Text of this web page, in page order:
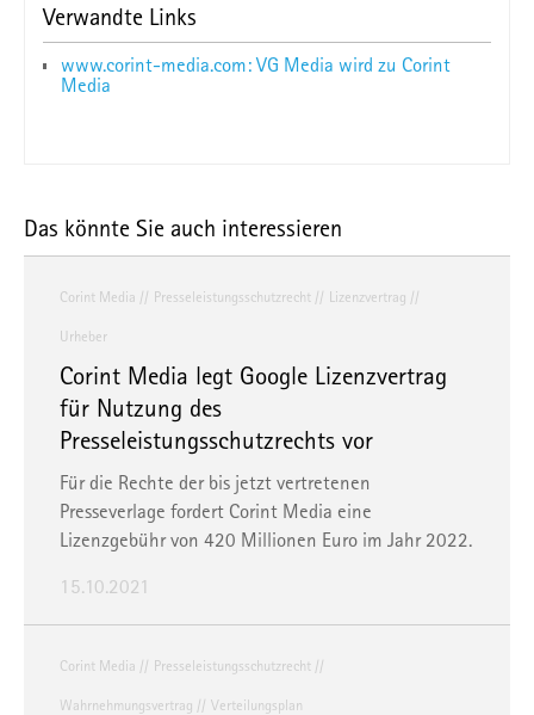
Verwandte Links
www.corint-media.com: VG Media wird zu Corint
Media
Das könnte Sie auch interessieren
Corint Media Presseleistungsschutzrecht Lizenzvertrag
Urheber
Corint Media legt Google Lizenzvertrag
für Nutzung des
Presseleistungsschutzrechts vor
Für die Rechte der bis jetzt vertretenen
Presseverlage fordert Corint Media eine
Lizenzgebühr von 420 Millionen Euro im Jahr 2022.
15.10.2021
Corint Media Presseleistungsschutzrecht
Wahrnehmungsvertrag Verteilungsplan